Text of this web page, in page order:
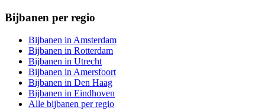
Bijbanen per regio
Bijbanen in Amsterdam
Bijbanen in Rotterdam
Bijbanen in Utrecht
Bijbanen in Amersfoort
Bijbanen in Den Haag
Bijbanen in Eindhoven
Alle bijbanen per regio